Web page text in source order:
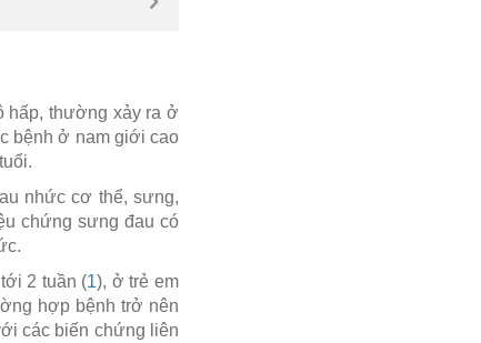
hấp, thường xảy ra ở
bệnh ở nam giới cao
nhức cơ thể, sưng,
chứng sưng đau có
2 tuần (1), ở trẻ em
hợp bệnh trở nên
các biến chứng liên